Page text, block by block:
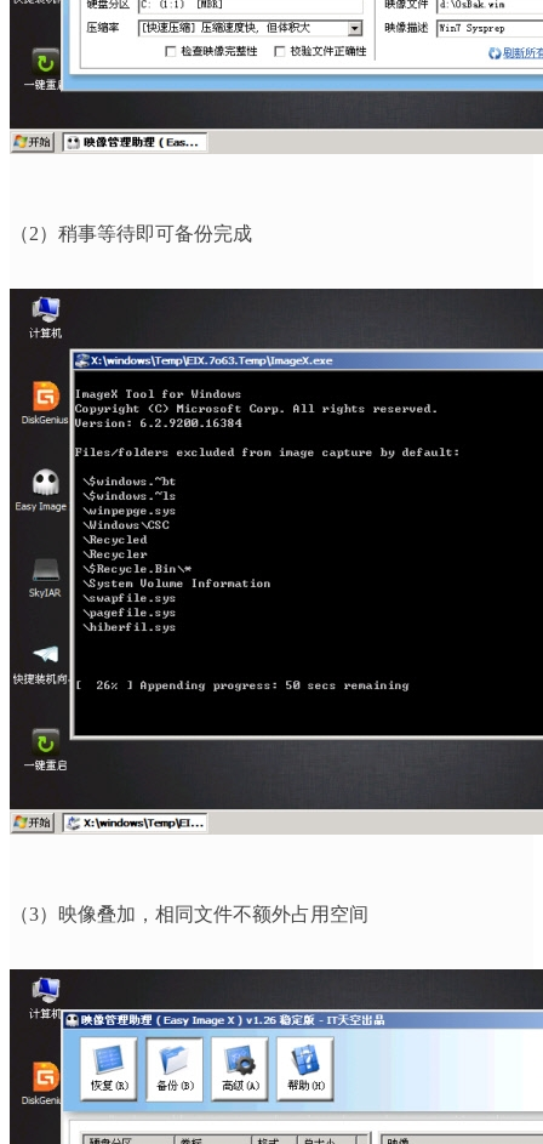
（2）稍事等待即可备份完成
（3）映像叠加，相同文件不额外占用空间